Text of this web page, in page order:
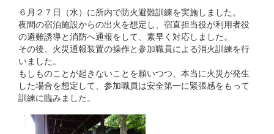
６月２７日（水）に所内で防火避難訓練を実施しました。
夜間の宿泊施設からの出火を想定し、宿直担当役が利用者役
の避難誘導と消防へ通報をして、素早く対応しました。
その後、火災通報装置の操作と参加職員による消火訓練を行
いました。
もしものことが起きないことを願いつつ、本当に火災が発生
した場合を想定して、参加職員は安全第一に緊張感をもって
訓練に臨みました。